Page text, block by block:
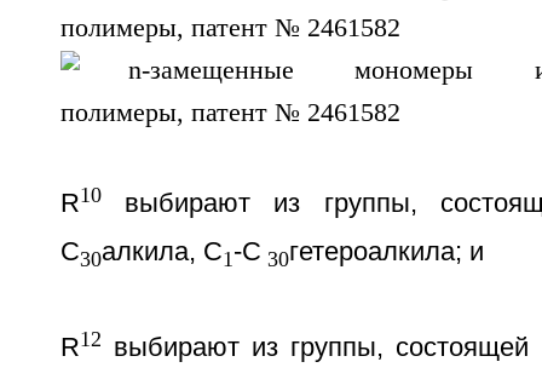
R10выбирают из группы,
С30алкила, C1-С 30гетероалкила; и
R12 выбирают из группы, состоящей